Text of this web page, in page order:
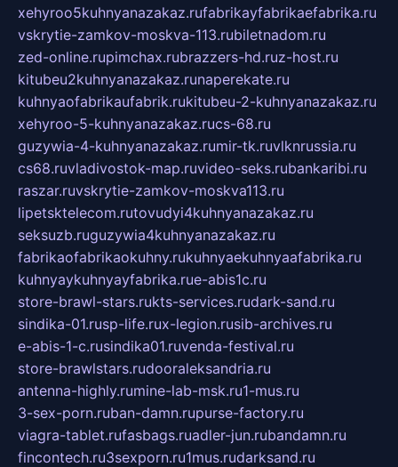
xehyroo5kuhnyanazakaz.rufabrikayfabrikaefabrika.ru
vskrytie-zamkov-moskva-113.rubiletnadom.ru
zed-online.rupimchax.rubrazzers-hd.ruz-host.ru
kitubeu2kuhnyanazakaz.runaperekate.ru
kuhnyaofabrikaufabrik.rukitubeu-2-kuhnyanazakaz.ru
xehyroo-5-kuhnyanazakaz.rucs-68.ru
guzywia-4-kuhnyanazakaz.rumir-tk.ruvlknrussia.ru
cs68.ruvladivostok-map.ruvideo-seks.rubankaribi.ru
raszar.ruvskrytie-zamkov-moskva113.ru
lipetsktelecom.rutovudyi4kuhnyanazakaz.ru
seksuzb.ruguzywia4kuhnyanazakaz.ru
fabrikaofabrikaokuhny.rukuhnyaekuhnyaafabrika.ru
kuhnyaykuhnyayfabrika.rue-abis1c.ru
store-brawl-stars.rukts-services.rudark-sand.ru
sindika-01.rusp-life.rux-legion.rusib-archives.ru
e-abis-1-c.rusindika01.ruvenda-festival.ru
store-brawlstars.rudooraleksandria.ru
antenna-highly.rumine-lab-msk.ru1-mus.ru
3-sex-porn.ruban-damn.rupurse-factory.ru
viagra-tablet.rufasbags.ruadler-jun.rubandamn.ru
fincontech.ru3sexporn.ru1mus.rudarksand.ru